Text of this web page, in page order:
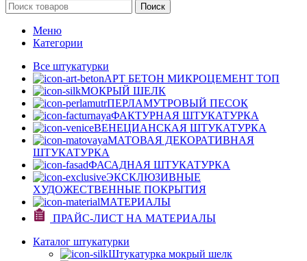
Поиск
Меню
Категории
Все штукатурки
АРТ БЕТОН МИКРОЦЕМЕНТ ТОП
МОКРЫЙ ШЕЛК
ПЕРЛАМУТРОВЫЙ ПЕСОК
ФАКТУРНАЯ ШТУКАТУРКА
ВЕНЕЦИАНСКАЯ ШТУКАТУРКА
МАТОВАЯ ДЕКОРАТИВНАЯ
ШТУКАТУРКА
ФАСАДНАЯ ШТУКАТУРКА
ЭКСКЛЮЗИВНЫЕ
ХУДОЖЕСТВЕННЫЕ ПОКРЫТИЯ
МАТЕРИАЛЫ
ПРАЙС-ЛИСТ НА МАТЕРИАЛЫ
Каталог штукатурки
Штукатурка мокрый шелк